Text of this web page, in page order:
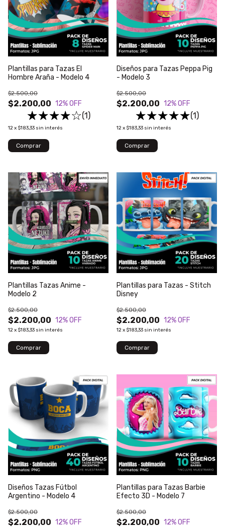
Plantillas para Tazas El
Hombre Araña - Modelo 4
$2.200,00
$2.500,00
12% OFF
(1)
12x $183,33 sin interés
Diseños para Tazas Peppa Pig
- Modelo 3
$2.200,00
$2.500,00
12% OFF
(1)
12x $183,33 sin interés
Plantillas Tazas Anime -
Modelo 2
$2.200,00
$2.500,00
12% OFF
12x $183,33 sin interés
Plantillas para Tazas - Stitch
Disney
$2.200,00
$2.500,00
12% OFF
12x $183,33 sin interés
Diseños Tazas Fútbol
Argentino - Modelo 4
$2.200,00
$2.500,00
12% OFF
Plantillas para Tazas Barbie
Efecto 3D - Modelo 7
$2.200,00
$2.500,00
12% OFF